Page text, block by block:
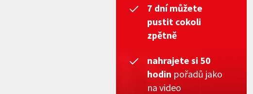
7 dní můžete
pustit cokoli
zpětně
nahrajete si 50
hodin pořadů jako
na video